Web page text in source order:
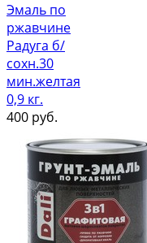
Эмаль по
ржавчине
Радуга б/
сохн.30
мин.желтая
0,9 кг.
400 руб.